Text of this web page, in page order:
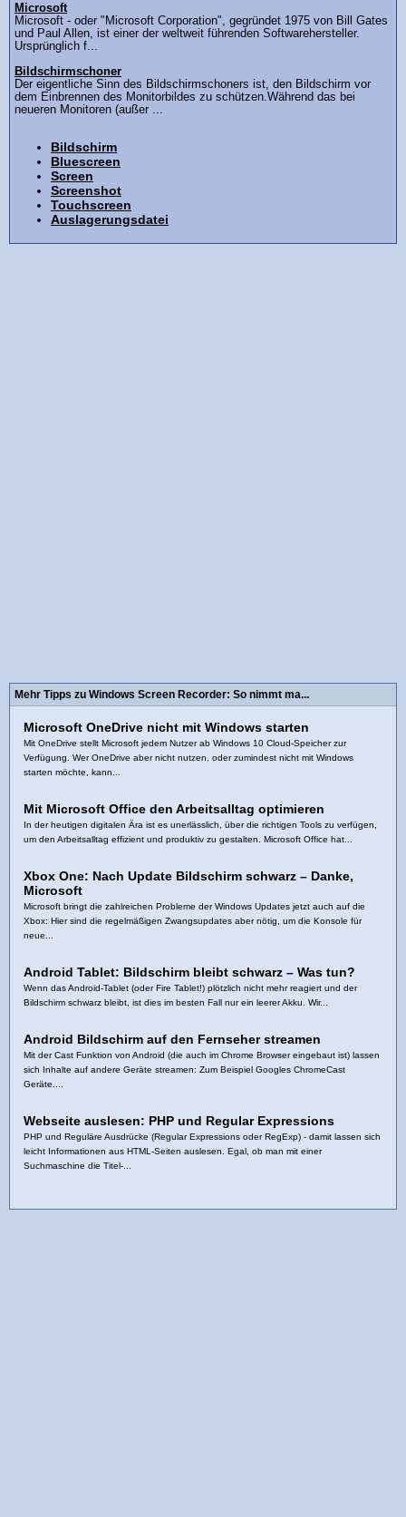
Microsoft
Microsoft - oder "Microsoft Corporation", gegründet 1975 von Bill Gates
und Paul Allen, ist einer der weltweit führenden Softwarehersteller.
Ursprünglich f...
Bildschirmschoner
Der eigentliche Sinn des Bildschirmschoners ist, den Bildschirm vor
dem Einbrennen des Monitorbildes zu schützen.Während das bei
neueren Monitoren (außer ...
Bildschirm
Bluescreen
Screen
Screenshot
Touchscreen
Auslagerungsdatei
Mehr Tipps zu Windows Screen Recorder: So nimmt ma...
Microsoft OneDrive nicht mit Windows starten
Mit OneDrive stellt Microsoft jedem Nutzer ab Windows 10 Cloud-Speicher zur
Verfügung. Wer OneDrive aber nicht nutzen, oder zumindest nicht mit Windows
starten möchte, kann...
Mit Microsoft Office den Arbeitsalltag optimieren
In der heutigen digitalen Ära ist es unerlässlich, über die richtigen Tools zu verfügen,
um den Arbeitsalltag effizient und produktiv zu gestalten. Microsoft Office hat...
Xbox One: Nach Update Bildschirm schwarz – Danke,
Microsoft
Microsoft bringt die zahlreichen Probleme der Windows Updates jetzt auch auf die
Xbox: Hier sind die regelmäßigen Zwangsupdates aber nötig, um die Konsole für
neue...
Android Tablet: Bildschirm bleibt schwarz – Was tun?
Wenn das Android-Tablet (oder Fire Tablet!) plötzlich nicht mehr reagiert und der
Bildschirm schwarz bleibt, ist dies im besten Fall nur ein leerer Akku. Wir...
Android Bildschirm auf den Fernseher streamen
Mit der Cast Funktion von Android (die auch im Chrome Browser eingebaut ist) lassen
sich Inhalte auf andere Geräte streamen: Zum Beispiel Googles ChromeCast
Geräte....
Webseite auslesen: PHP und Regular Expressions
PHP und Reguläre Ausdrücke (Regular Expressions oder RegExp) - damit lassen sich
leicht Informationen aus HTML-Seiten auslesen. Egal, ob man mit einer
Suchmaschine die Titel-...